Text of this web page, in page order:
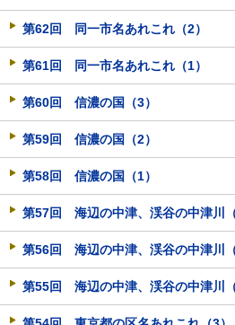
第62回 同一市名あれこれ（2）
第61回 同一市名あれこれ（1）
第60回 信濃の国（3）
第59回 信濃の国（2）
第58回 信濃の国（1）
第57回 海辺の中津、渓谷の中津川（
第56回 海辺の中津、渓谷の中津川（
第55回 海辺の中津、渓谷の中津川（